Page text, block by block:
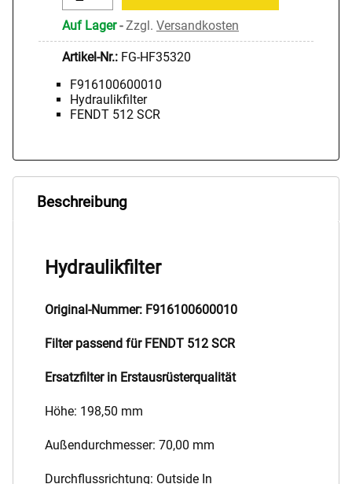
Auf Lager-Zzgl. Versandkosten
Artikel-Nr.: FG-HF35320
F916100600010
Hydraulikfilter
FENDT 512 SCR
Beschreibung
Hydraulikfilter
Original-Nummer: F916100600010
Filter passend für FENDT 512 SCR
Ersatzfilter in Erstausrüsterqualität
Höhe: 198,50 mm
Außendurchmesser: 70,00 mm
Durchflussrichtung: Outside In